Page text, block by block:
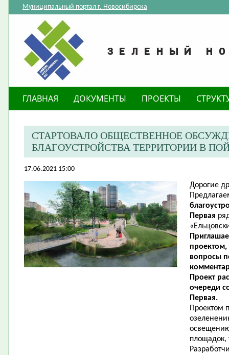
Муниципальный портал г. Новосибирска
ГЛАВНАЯ ДОКУМЕНТЫ ПРОЕКТЫ
СТАРТОВАЛО ОБЩЕСТВЕННОЕ
БЛАГОУСТРОЙСТВА ТЕРРИТОРИИ В
17.06.2021 15:00
Дорогие
Первая
проектом,
вопросы
Проект
очереди
Первая.
Проектом
площадок,